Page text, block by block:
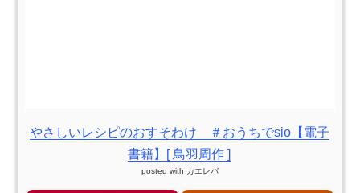
やさしいレシピのおすそわけ ＃おうちでsio【電子
書籍】[ 鳥羽周作 ]
posted with カエレバ